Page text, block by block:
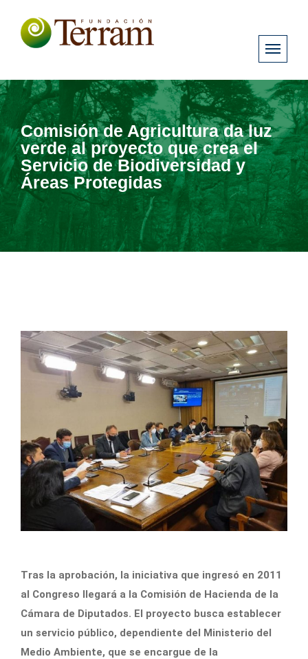
Comisión de Agricultura da luz
verde al proyecto que crea el
Servicio de Biodiversidad y
Áreas Protegidas
Tras la aprobación, la iniciativa que ingresó en 2011
al Congreso llegará a la Comisión de Hacienda de la
Cámara de Diputados. El proyecto busca establecer
un servicio público, dependiente del Ministerio del
Medio Ambiente, que se encargue de la